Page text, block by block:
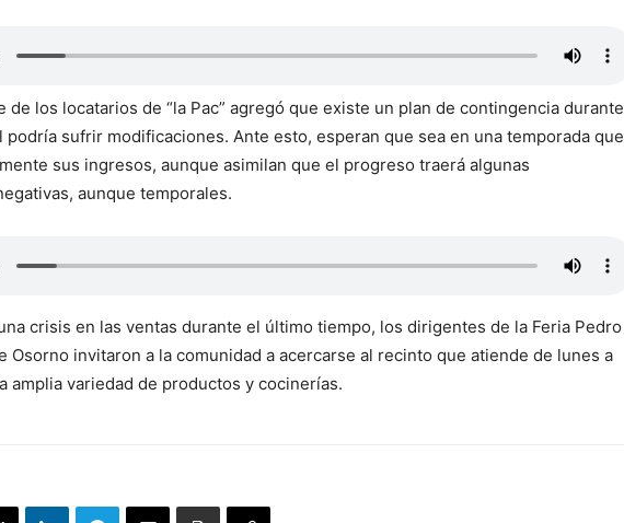
de los locatarios de “la Pac” agregó que existe un plan de contingencia durante
podría sufrir modificaciones. Ante esto, esperan que sea en una temporada que
sus ingresos, aunque asimilan que el progreso traerá algunas
aunque temporales.
crisis en las ventas durante el último tiempo, los dirigentes de la Feria Pedro
Osorno invitaron a la comunidad a acercarse al recinto que atiende de lunes a
amplia variedad de productos y cocinerías.